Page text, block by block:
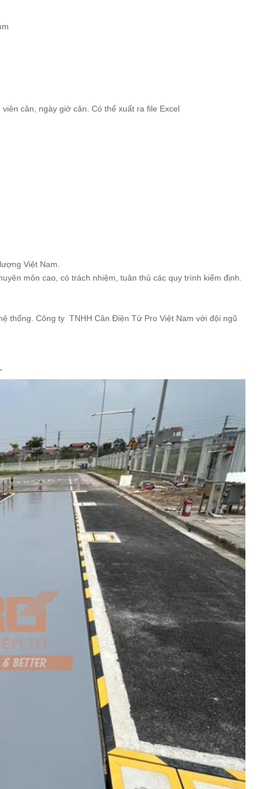
cân, ngày giờ cân. Có thể xuất ra file Excel
Việt Nam.
môn cao, có trách nhiệm, tuân thủ các quy trình kiểm định.
thống. Công ty TNHH Cân Điện Tử Pro Việt Nam với đội ngũ
”